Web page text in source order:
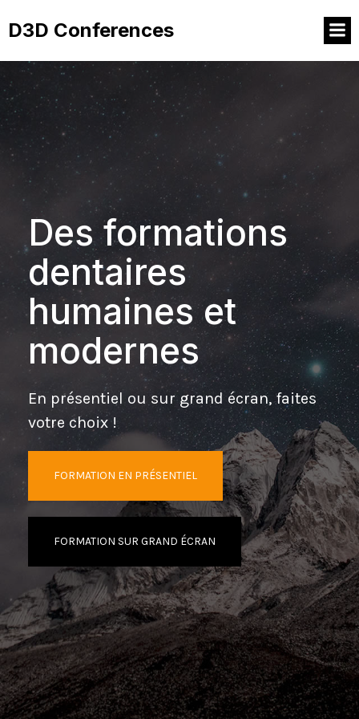
D3D Conferences
Des formations
dentaires
humaines et
modernes
En présentiel ou sur grand écran, faites
votre choix !
FORMATION EN PRÉSENTIEL
FORMATION SUR GRAND ÉCRAN